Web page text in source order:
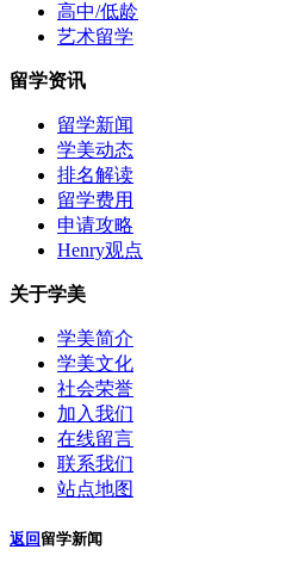
高中/低龄
艺术留学
留学资讯
留学新闻
学美动态
排名解读
留学费用
申请攻略
Henry观点
关于学美
学美简介
学美文化
社会荣誉
加入我们
在线留言
联系我们
站点地图
返回 留学新闻